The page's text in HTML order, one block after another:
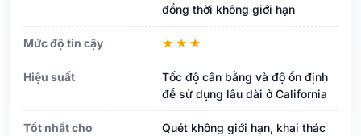
đồng thời không giới hạn
Mức độ tin cậy ★★★
Hiệu suất
Tốc độ cân bằng và độ ổn định
để sử dụng lâu dài ở California
Tốt nhất cho
Quét không giới hạn, khai thác